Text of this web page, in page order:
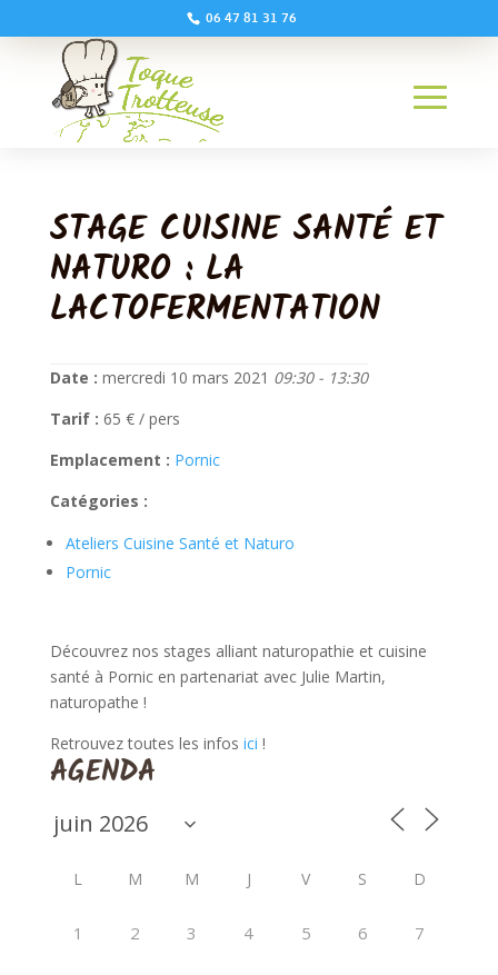
06 47 81 31 76
STAGE CUISINE SANTÉ ET
NATURO : LA
LACTOFERMENTATION
Date : mercredi 10 mars 2021 09:30 - 13:30
Tarif : 65 € / pers
Emplacement : Pornic
Catégories :
Ateliers Cuisine Santé et Naturo
Pornic
Découvrez nos stages alliant naturopathie et cuisine
santé à Pornic en partenariat avec Julie Martin,
naturopathe !
Retrouvez toutes les infos ici !
AGENDA
L M M J V S D
1 2 3 4 5 6 7